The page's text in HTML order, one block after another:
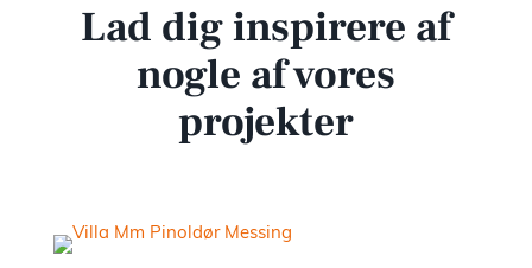
Lad dig inspirere af
nogle af vores
projekter